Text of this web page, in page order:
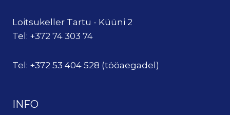
Loitsukeller Tartu - Küüni 2
Tel: +372 74 303 74
Tel: +372 53 404 528 (tööaegadel)
INFO